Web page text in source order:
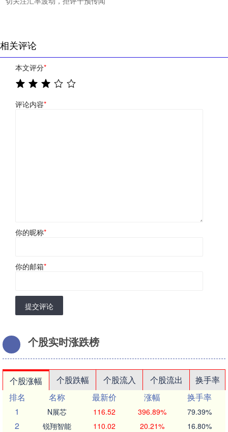
相关评论
本文评分*
评论内容*
你的昵称*
你的邮箱*
提交评论
个股实时涨跌榜
个股涨幅 个股跌幅 个股流入 个股流出
换手率
排名
名称 最新价 涨幅
换手率
1
N展芯 116.52 396.89% 79.39%
2 锐翔智能 110.02 20.21% 16.80%